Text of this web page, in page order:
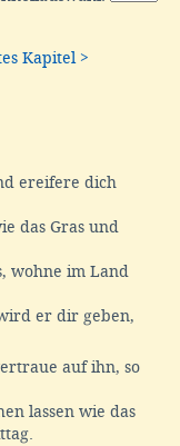
Kapitel >
ereifere dich
das Gras und
wohne im Land
er dir geben,
auf ihn, so
lassen wie das